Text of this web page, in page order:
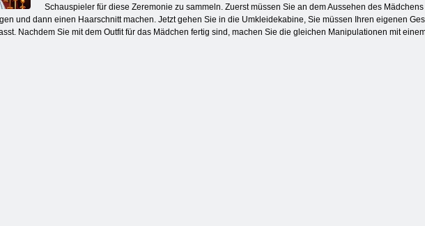
Hochzeitsdrama
Schauspieler für diese Zeremonie zu sammeln. Zuerst müssen Sie an dem Aussehen des
und dann einen Haarschnitt machen. Jetzt gehen Sie in die Umkleidekabine, Sie müssen Ihren eigenen
Nachdem Sie mit dem Outfit für das Mädchen fertig sind, machen Sie die gleichen Manipulationen mit